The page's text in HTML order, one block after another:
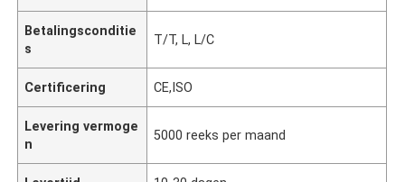
Betalingsconditie
s
T/T, L, L/C
Certificering CE,ISO
Levering vermoge
n
5000 reeks per maand